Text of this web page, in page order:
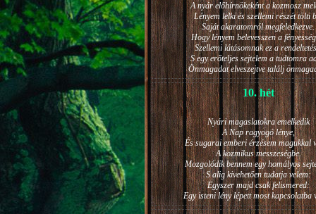
A nyár előhírnökeként a kozmosz
Lényem lelki és szellemi részét tölti
Saját akaratomról megfeledkezve.
Hogy lényem belevesszen a
Szellemi látásomnak ez a
S egy erőteljes sejtelem a tudtomra
Önmagadat elveszejtve találj
10. hét
Nyári magaslatokra emelkedik
A Nap ragyogó lénye,
És sugarai emberi érzésem magukkal
A kozmikus messzeségbe.
Mozgolódik bennem egy homályos
S alig kivehetően tudatja velem:
Egyszer majd csak felismered:
Egy isteni lény lépett most kapcsolatba